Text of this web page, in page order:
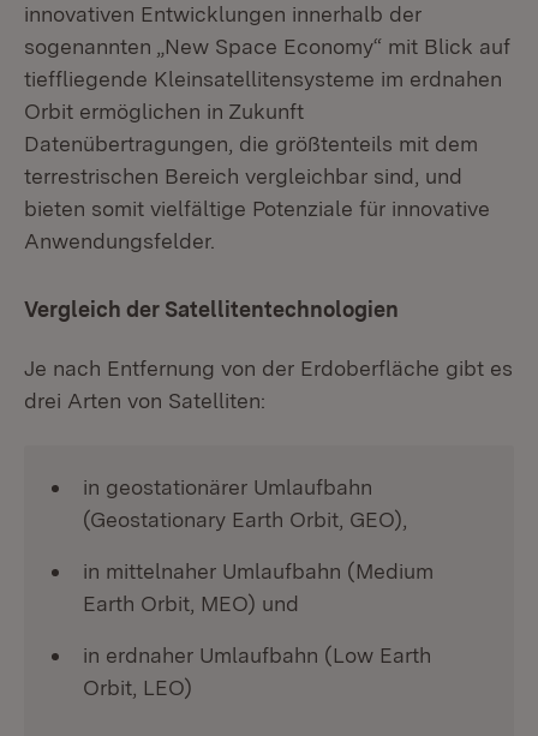
innovativen Entwicklungen innerhalb der
sogenannten „New Space Economy“ mit Blick auf
tieffliegende Kleinsatellitensysteme im erdnahen
Orbit ermöglichen in Zukunft
Datenübertragungen, die größtenteils mit dem
terrestrischen Bereich vergleichbar sind, und
bieten somit vielfältige Potenziale für innovative
Anwendungsfelder.
Vergleich der Satellitentechnologien
Je nach Entfernung von der Erdoberfläche gibt es
drei Arten von Satelliten:
in geostationärer Umlaufbahn
(Geostationary Earth Orbit, GEO),
in mittelnaher Umlaufbahn (Medium
Earth Orbit, MEO) und
in erdnaher Umlaufbahn (Low Earth
Orbit, LEO)